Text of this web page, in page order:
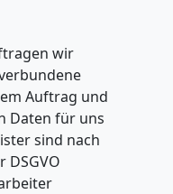
wir
Auftrag und
Daten für uns
sind nach
DSGVO